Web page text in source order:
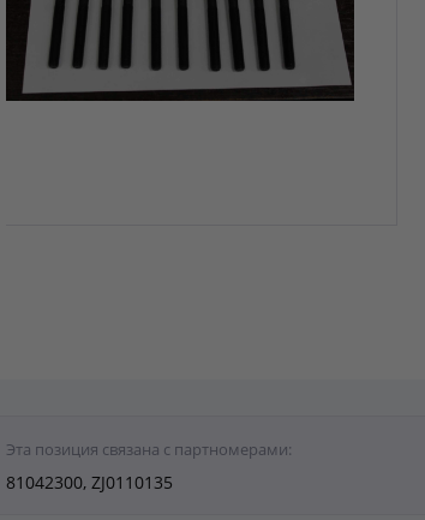
Эта позиция связана с партномерами:
81042300, ZJ0110135